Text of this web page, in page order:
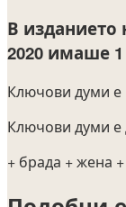
В изданието
2020 имаше
Ключови думи
Ключови думи е
+ брада + жена